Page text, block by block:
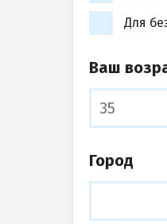
Для
Ваш
Город